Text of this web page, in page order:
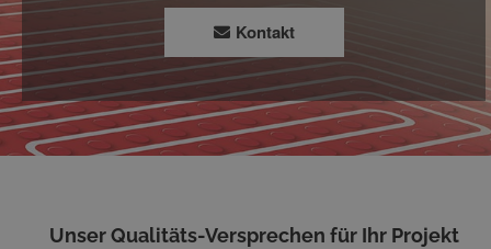
Kontakt
Unser Qualitäts-Versprechen für Ihr Projekt